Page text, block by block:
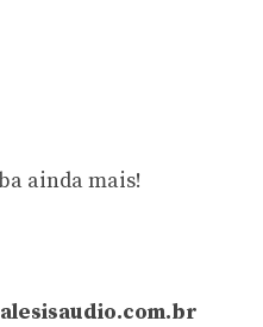
ainda mais!